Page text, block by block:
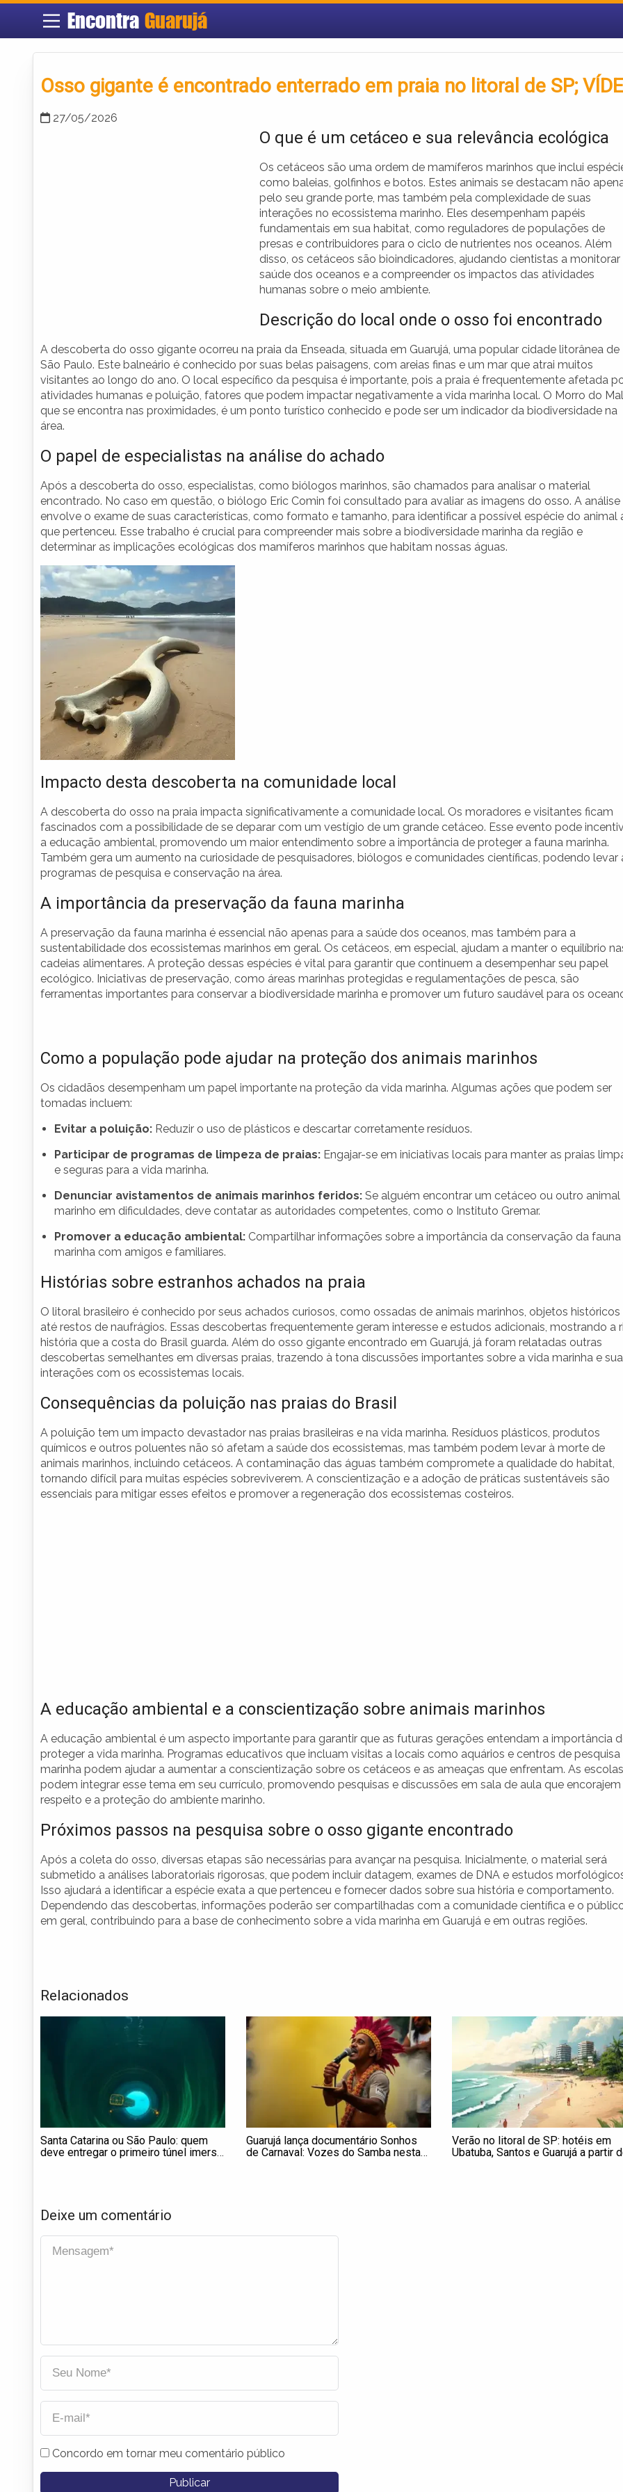
EncontraGuarujá
Osso gigante é encontrado enterrado em praia no litoral de SP;
27/05/2026
O que é um cetáceo e sua relevância ecológica
Os cetáceos são uma ordem de mamíferos marinhos que inclui
como baleias, golfinhos e botos. Estes animais se destacam não
pelo seu grande porte, mas também pela complexidade de suas
interações no ecossistema marinho. Eles desempenham papéis
fundamentais em sua habitat, como reguladores de populações de
presas e contribuidores para o ciclo de nutrientes nos oceanos. Além
disso, os cetáceos são bioindicadores, ajudando cientistas a monitorar
saúde dos oceanos e a compreender os impactos das atividades
humanas sobre o meio ambiente.
Descrição do local onde o osso foi encontrado
A descoberta do osso gigante ocorreu na praia da Enseada, situada em Guarujá, uma popular cidade litorânea de
São Paulo. Este balneário é conhecido por suas belas paisagens, com areias finas e um mar que atrai muitos
visitantes ao longo do ano. O local específico da pesquisa é importante, pois a praia é frequentemente afetada
atividades humanas e poluição, fatores que podem impactar negativamente a vida marinha local. O Morro do
que se encontra nas proximidades, é um ponto turístico conhecido e pode ser um indicador da biodiversidade na
área.
O papel de especialistas na análise do achado
Após a descoberta do osso, especialistas, como biólogos marinhos, são chamados para analisar o material
encontrado. No caso em questão, o biólogo Eric Comin foi consultado para avaliar as imagens do osso. A análise
envolve o exame de suas características, como formato e tamanho, para identificar a possível espécie do animal
que pertenceu. Esse trabalho é crucial para compreender mais sobre a biodiversidade marinha da região e
determinar as implicações ecológicas dos mamíferos marinhos que habitam nossas águas.
Impacto desta descoberta na comunidade local
A descoberta do osso na praia impacta significativamente a comunidade local. Os moradores e visitantes ficam
fascinados com a possibilidade de se deparar com um vestígio de um grande cetáceo. Esse evento pode
a educação ambiental, promovendo um maior entendimento sobre a importância de proteger a fauna marinha.
Também gera um aumento na curiosidade de pesquisadores, biólogos e comunidades científicas, podendo levar
programas de pesquisa e conservação na área.
A importância da preservação da fauna marinha
A preservação da fauna marinha é essencial não apenas para a saúde dos oceanos, mas também para a
sustentabilidade dos ecossistemas marinhos em geral. Os cetáceos, em especial, ajudam a manter o equilíbrio
cadeias alimentares. A proteção dessas espécies é vital para garantir que continuem a desempenhar seu papel
ecológico. Iniciativas de preservação, como áreas marinhas protegidas e regulamentações de pesca, são
ferramentas importantes para conservar a biodiversidade marinha e promover um futuro saudável para os
Como a população pode ajudar na proteção dos animais marinhos
Os cidadãos desempenham um papel importante na proteção da vida marinha. Algumas ações que podem ser
tomadas incluem:
Evitar a poluição: Reduzir o uso de plásticos e descartar corretamente resíduos.
Participar de programas de limpeza de praias: Engajar-se em iniciativas locais para manter as praias
e seguras para a vida marinha.
Denunciar avistamentos de animais marinhos feridos: Se alguém encontrar um cetáceo ou outro animal
marinho em dificuldades, deve contatar as autoridades competentes, como o Instituto Gremar.
Promover a educação ambiental: Compartilhar informações sobre a importância da conservação da fauna
marinha com amigos e familiares.
Histórias sobre estranhos achados na praia
O litoral brasileiro é conhecido por seus achados curiosos, como ossadas de animais marinhos, objetos históricos
até restos de naufrágios. Essas descobertas frequentemente geram interesse e estudos adicionais, mostrando a
história que a costa do Brasil guarda. Além do osso gigante encontrado em Guarujá, já foram relatadas outras
descobertas semelhantes em diversas praias, trazendo à tona discussões importantes sobre a vida marinha e
interações com os ecossistemas locais.
Consequências da poluição nas praias do Brasil
A poluição tem um impacto devastador nas praias brasileiras e na vida marinha. Resíduos plásticos, produtos
químicos e outros poluentes não só afetam a saúde dos ecossistemas, mas também podem levar à morte de
animais marinhos, incluindo cetáceos. A contaminação das águas também compromete a qualidade do habitat,
tornando difícil para muitas espécies sobreviverem. A conscientização e a adoção de práticas sustentáveis são
essenciais para mitigar esses efeitos e promover a regeneração dos ecossistemas costeiros.
A educação ambiental e a conscientização sobre animais marinhos
A educação ambiental é um aspecto importante para garantir que as futuras gerações entendam a importância
proteger a vida marinha. Programas educativos que incluam visitas a locais como aquários e centros de pesquisa
marinha podem ajudar a aumentar a conscientização sobre os cetáceos e as ameaças que enfrentam. As escolas
podem integrar esse tema em seu currículo, promovendo pesquisas e discussões em sala de aula que encorajem
respeito e a proteção do ambiente marinho.
Próximos passos na pesquisa sobre o osso gigante encontrado
Após a coleta do osso, diversas etapas são necessárias para avançar na pesquisa. Inicialmente, o material será
submetido a análises laboratoriais rigorosas, que podem incluir datagem, exames de DNA e estudos
Isso ajudará a identificar a espécie exata a que pertenceu e fornecer dados sobre sua história e comportamento.
Dependendo das descobertas, informações poderão ser compartilhadas com a comunidade científica e o
em geral, contribuindo para a base de conhecimento sobre a vida marinha em Guarujá e em outras regiões.
Relacionados
Santa Catarina ou São Paulo: quem
deve entregar o primeiro túnel imerso
Guarujá lança documentário Sonhos
de Carnaval: Vozes do Samba nesta
Verão no litoral de SP: hotéis em
Ubatuba, Santos e Guarujá a partir
Deixe um comentário
Concordo em tornar meu comentário público